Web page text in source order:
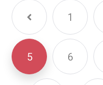
1
5 6